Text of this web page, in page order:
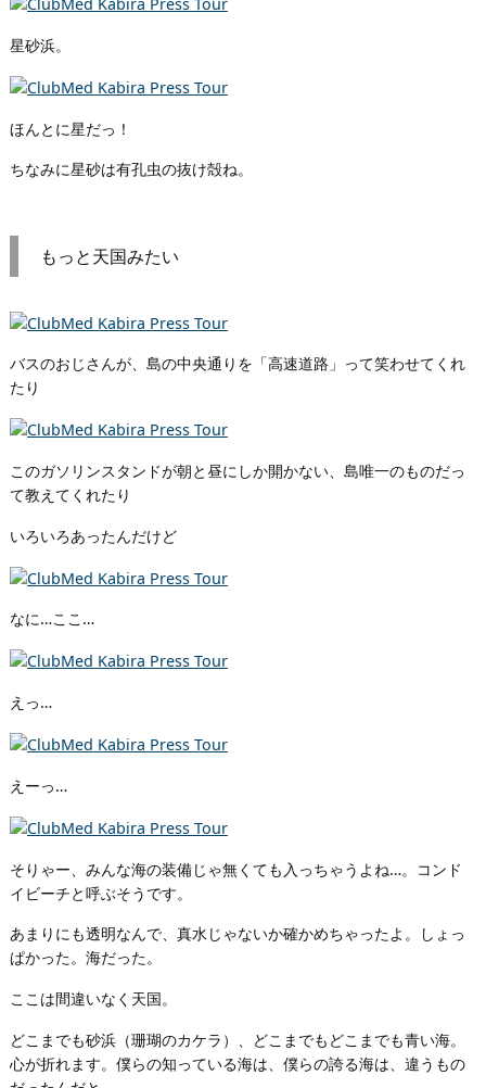
星砂浜。
ほんとに星だっ！
ちなみに星砂は有孔虫の抜け殻ね。
もっと天国みたい
バスのおじさんが、島の中央通りを「高速道路」って笑わせてくれ
たり
このガソリンスタンドが朝と昼にしか開かない、島唯一のものだっ
て教えてくれたり
いろいろあったんだけど
なに…ここ…
えっ…
えーっ…
そりゃー、みんな海の装備じゃ無くても入っちゃうよね…。コンド
イビーチと呼ぶそうです。
あまりにも透明なんで、真水じゃないか確かめちゃったよ。しょっ
ぱかった。海だった。
ここは間違いなく天国。
どこまでも砂浜（珊瑚のカケラ）、どこまでもどこまでも青い海。
心が折れます。僕らの知っている海は、僕らの誇る海は、違うもの